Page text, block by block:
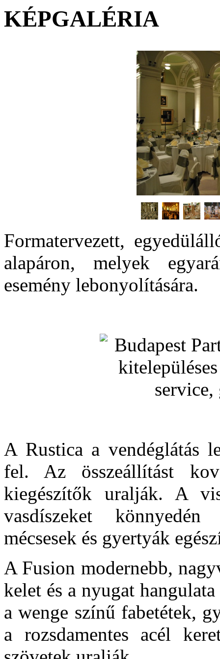
KÉPGALÉRIA
Formatervezett,
alapáron, melyek
esemény lebonyolítására.
A Rustica a vendéglátás
fel. Az összeállítást
kiegészítők uralják. A
vasdíszeket
mécsesek és gyertyák
A Fusion modernebb,
kelet és a nyugat
a wenge színű fabetétek,
a rozsdamentes acél